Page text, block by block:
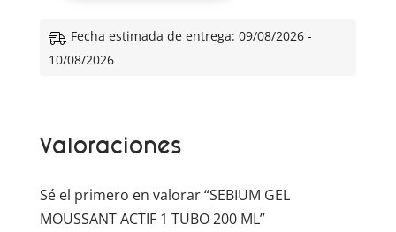
e
e
:
Fecha estimada de entrega: 09/08/2026 -
10/08/2026
Valoraciones
Sé el primero en valorar “SEBIUM GEL
MOUSSANT ACTIF 1 TUBO 200 ML”